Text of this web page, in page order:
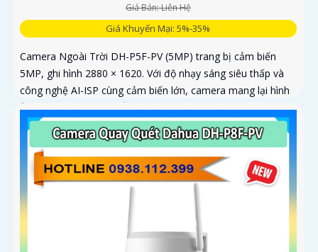
Giá Bán: Liên Hệ
Giá Khuyến Mại: 5%-35%
Camera Ngoài Trời DH-P5F-PV (5MP) trang bị cảm biến
5MP, ghi hình 2880 × 1620. Với độ nhạy sáng siêu thấp và
công nghệ AI-ISP cùng cảm biến lớn, camera mang lại hình
ảnh vượt trội cả ngày lẫn đêm